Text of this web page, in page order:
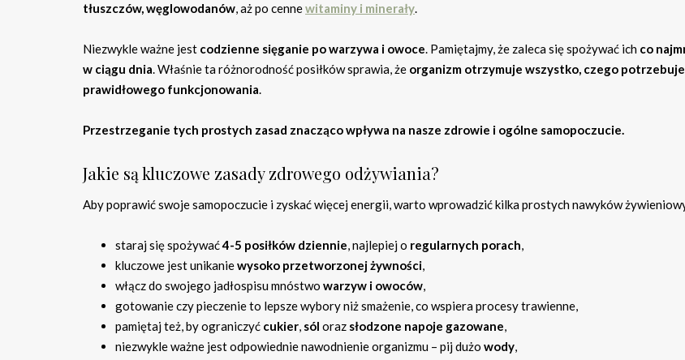
tłuszczów, węglowodanów, aż po cennewitaminy i minerały.
Niezwykle ważne jest codzienne sięganie po warzywa i owoce. Pamiętajmy, że zaleca się spożywać ich co
w ciągu dnia. Właśnie ta różnorodność posiłków sprawia, że organizm otrzymuje wszystko, czego
prawidłowego funkcjonowania.
Przestrzeganie tych prostych zasad znacząco wpływa na nasze zdrowie i ogólne samopoczucie.
Jakie są kluczowe zasady zdrowego odżywiania?
Aby poprawić swoje samopoczucie i zyskać więcej energii, warto wprowadzić kilka prostych nawyków
staraj się spożywać4-5 posiłków dziennie, najlepiej o regularnych porach,
kluczowe jest unikaniewysoko przetworzonej żywności,
włącz do swojego jadłospisu mnóstwo warzyw i owoców,
gotowanie czy pieczenie to lepsze wybory niż smażenie, co wspiera procesy trawienne,
pamiętaj też, by ograniczyć cukier, sól oraz słodzone napoje gazowane,
niezwykle ważne jest odpowiednie nawodnienie organizmu – pij dużo wody,